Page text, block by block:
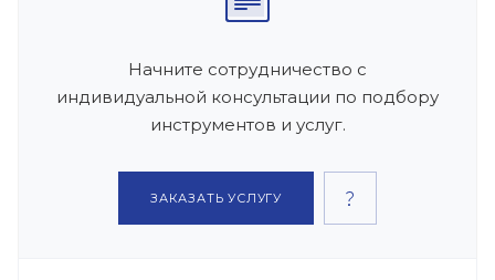
Начните сотрудничество с
индивидуальной консультации по подбору
инструментов и услуг.
ЗАКАЗАТЬ УСЛУГУ